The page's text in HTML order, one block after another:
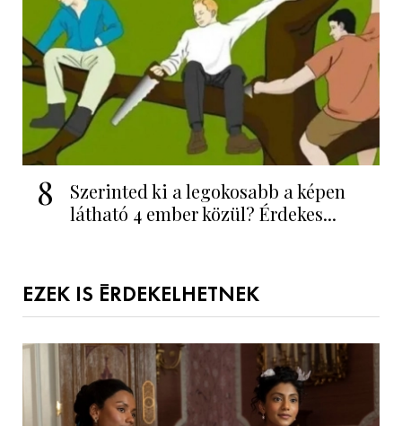
8
Szerinted ki a legokosabb a képen
látható 4 ember közül? Érdekes...
EZEK IS ÉRDEKELHETNEK